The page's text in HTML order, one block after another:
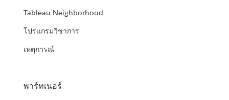
Tableau Neighborhood
โปรแกรมวิชาการ
เหตุการณ์
พาร์ทเนอร์